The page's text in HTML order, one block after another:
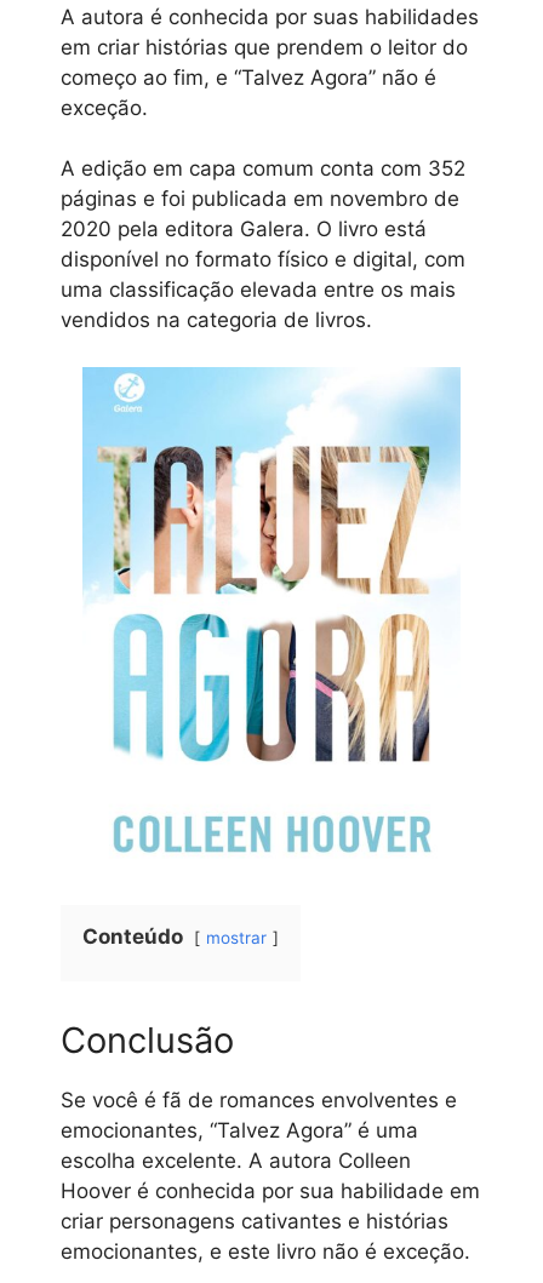
A autora é conhecida por suas habilidades
em criar histórias que prendem o leitor do
começo ao fim, e “Talvez Agora” não é
exceção.
A edição em capa comum conta com 352
páginas e foi publicada em novembro de
2020 pela editora Galera. O livro está
disponível no formato físico e digital, com
uma classificação elevada entre os mais
vendidos na categoria de livros.
Conteúdo mostrar
Conclusão
Se você é fã de romances envolventes e
emocionantes, “Talvez Agora” é uma
escolha excelente. A autora Colleen
Hoover é conhecida por sua habilidade em
criar personagens cativantes e histórias
emocionantes, e este livro não é exceção.